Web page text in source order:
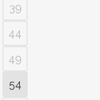
39
44
49
54